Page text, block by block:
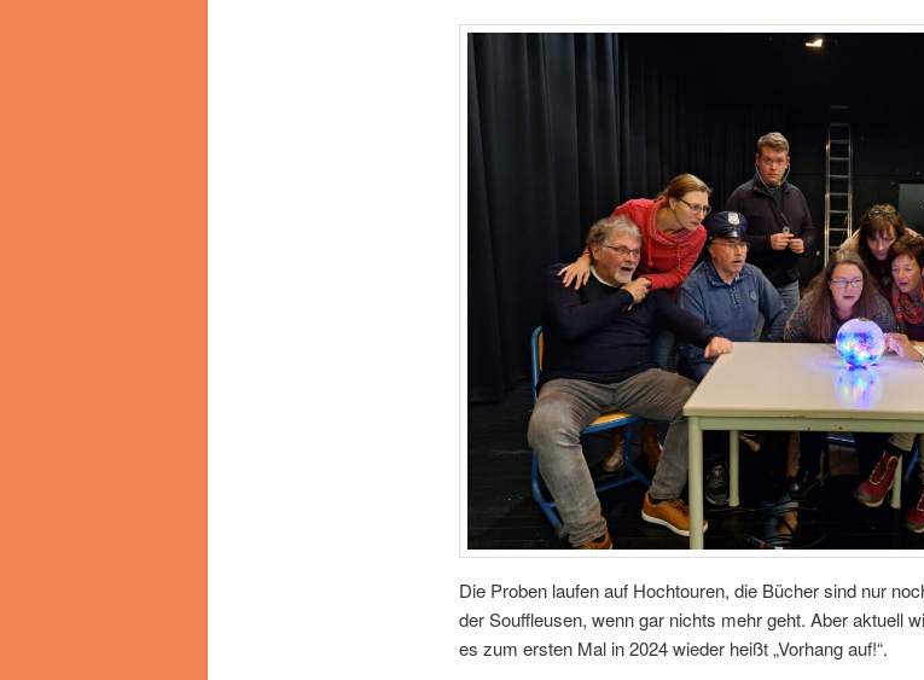
Die Proben laufen auf Hochtouren, die Bücher sind nur
der Souffleusen, wenn gar nichts mehr geht. Aber aktuell
es zum ersten Mal in 2024 wieder heißt „Vorhang auf!“.